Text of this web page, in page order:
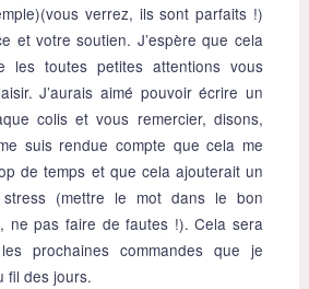
verrez, ils sont parfaits !)
et votre soutien. J’espère que cela
les toutes petites attentions vous
J’aurais aimé pouvoir écrire un
colis et vous remercier, disons,
suis rendue compte que cela me
de temps et que cela ajouterait un
(mettre le mot dans le bon
ne pas faire de fautes !). Cela sera
prochaines commandes que je
fil des jours.